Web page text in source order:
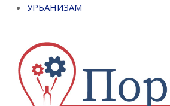
УРБАНИЗАМ